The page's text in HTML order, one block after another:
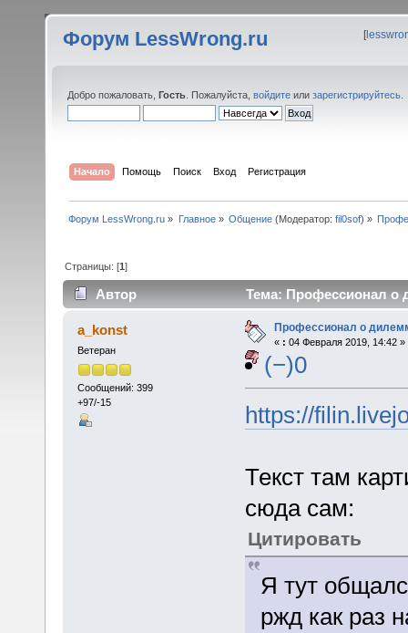
Форум LessWrong.ru [
Добро пожаловать, Гость . Пожалуйста, войдите или зарегистрируйтесь
Начало Помощь Поиск Вход Регистрация
Форум LessWrong.ru » Главное» Общение(Модератор: fil0sof) »
Страницы: [1]
Автор Тема: Профессионал о
a_konst
Ветеран
Сообщений: 399
+97/-15
Профессионал о
« : 04 Февраля 2019, 14:42 »
(−)0
https://
Текст там
сюда сам:
Цитировать
Я тут
ржд как раз